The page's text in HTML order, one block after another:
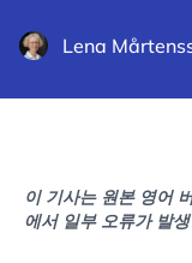
Lena
이 기사는 원본 영어
에서 일부 오류가 발